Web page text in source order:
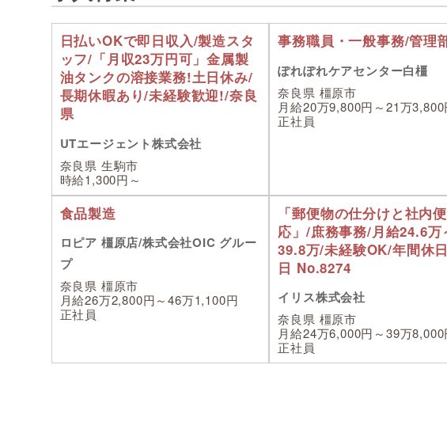
日払いOKで即日収入/製造スタ
ッフ/「月収23万円可」金属製
油タンクの溶接業務!土日休み/
長期休暇あり/未経験歓迎!/奈良
県
UTエージェント株式会社
奈良県 生駒市
時給1,300円～
事務職員・一般事務/管理
ぽれぽれケアセンター白橿
奈良県 橿原市
月給20万9,800円～21万3,800
正社員
食品製造
ロピア 橿原店/株式会社OIC グルー
プ
奈良県 橿原市
月給26万2,800円～46万1,100円
正社員
「郵便物の仕分けと社内
応」/庶務事務/月給24.6万
39.8万/未経験OK/年間休
日 No.8274
イリス株式会社
奈良県 橿原市
月給24万6,000円～39万8,000
正社員